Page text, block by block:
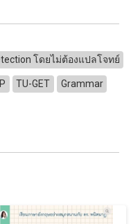
โดยไม่ต้องแปลโจทย์
TU-GET Grammar